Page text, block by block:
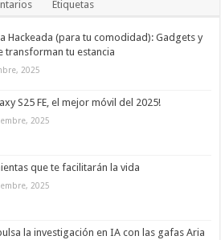
Etiquetas
Hackeada (para tu comodidad): Gadgets y
transforman tu estancia
2025
S25 FE, el mejor móvil del 2025!
2025
que te facilitarán la vida
2025
la investigación en IA con las gafas Aria